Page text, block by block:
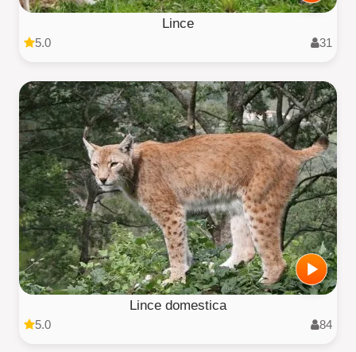
Lince
5.0 31
Lince domestica
5.0 84